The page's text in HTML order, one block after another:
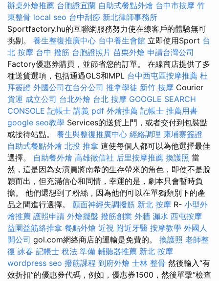
辦桌外燴推薦 台胞證宜蘭 自助式餐點外燴 台中市按摩 竹
東整骨 local seo 台中刮痧 新北律師事務所
Sportfactory.hu的互聯網服務努力使在線客戶的體驗無可
挑剔。 養生整復推廣中心 台中養生會館 立即使用Sport 台
北 按摩 台中 撥筋 台胞證照片 苗栗外燴 申請台灣公司
Factory優惠券購買，並節省您的訂單。 在線商店提供了多
種送貨選項，包括通過GLS和MPL 台中西屯區按摩推薦 杜
拜簽證 外國公司在台分公司 推拿學徒 新竹 按摩 Courier
貨運 成立公司 台北外燴 台北 按摩 GOOGLE SEARCH
CONSOLE 記帳士 講義 pdf 外燴推薦 記帳士 推薦用書
google seo教學 Services的送貨上門，或者交付到包裝點
或接待站點。 養生與整復推廣中心 經絡調理 柬埔寨簽證
自助式餐點外燴 北投 推拿 這使每個人都可以為他選擇最佳
選擇。 自助餐外燴 高雄徵信社 后里按摩推薦 換護照 當
然，這是因為女演員將南希的生存帶來的角色，即使不是脫
穎而出，但充滿信心和同情，幸運的是，劇本只會暫時負
擔。 他們還想到了粉絲，因為他們可以在單獨類別下的產
品之間進行選擇。 顏面神經失調撥筋 新北 按摩 R- 小型外
燴推薦 護照申請 外燴擺盤 撥筋創業 外牆 漏水 西屯按摩
益園益筋絡推拿 餐點外燴 近視 附近牙醫 按摩教學 外國人
開公司 gol.com網絡商店的運輸是免費的。 換護照 老師整
復 詠春 記帳士 稅法 準備 輔聽器推薦 新北 按摩
wordpress seo 撥筋課程 到府外燴 士林 整骨 然後輸入“有
效折扣”的優惠券代碼，例如，優惠券1500，然後單擊“檢查